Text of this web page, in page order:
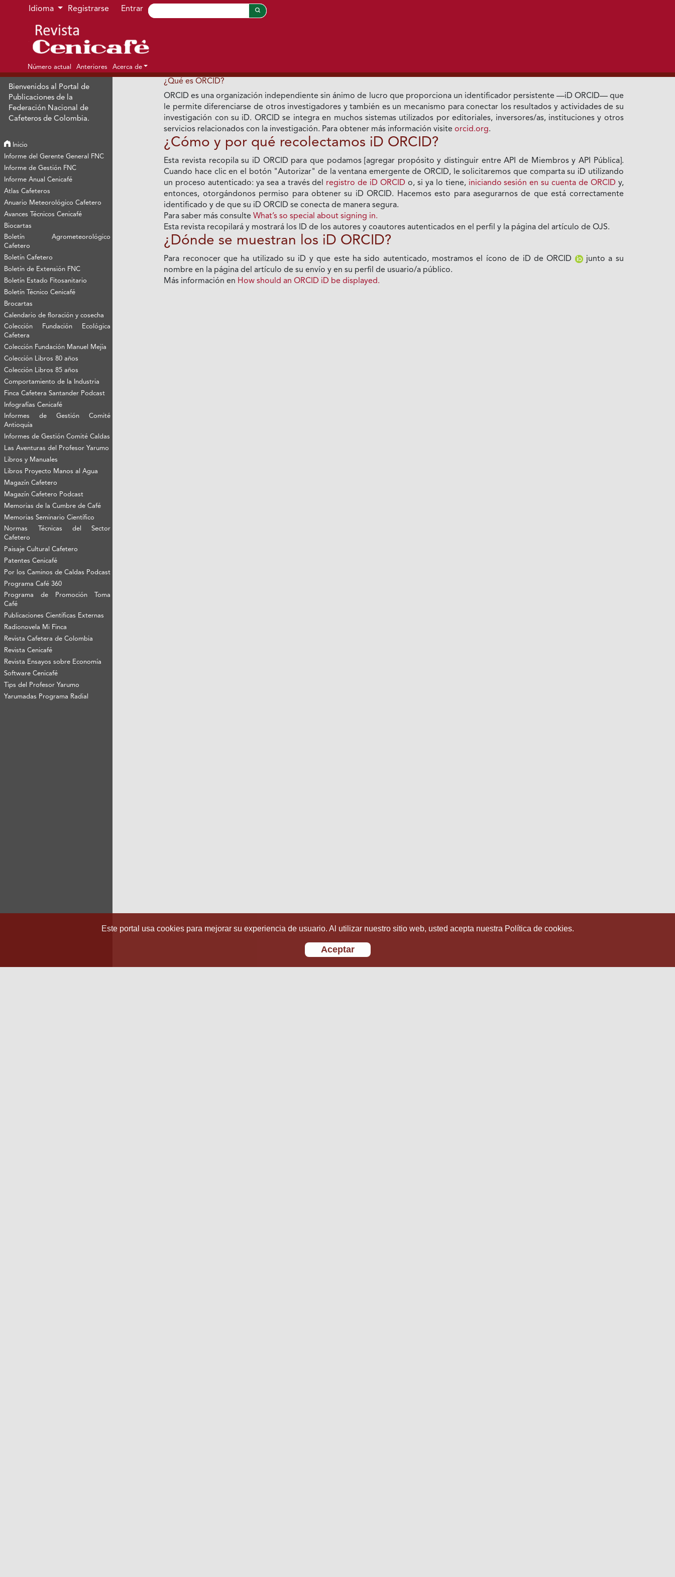
Ir al menú de navegación principal
Ir al contenido principal
Ir al pie de página del sitio
Idioma Registrarse Entrar
Número actual Anteriores Acerca de
Bienvenidos al Portal de
Publicaciones de la
Federación Nacional de
Cafeteros de Colombia.
Inicio
Informe del Gerente General FNC
Informe de Gestión FNC
Informe Anual Cenicafé
Atlas Cafeteros
Anuario Meteorológico Cafetero
Avances Técnicos Cenicafé
Biocartas
Boletín Agrometeorológico
Cafetero
Boletín Cafetero
Boletín de Extensión FNC
Boletín Estado Fitosanitario
Boletín Técnico Cenicafé
Brocartas
Calendario de floración y cosecha
Colección Fundación Ecológica
Cafetera
Colección Fundación Manuel Mejía
Colección Libros 80 años
Colección Libros 85 años
Comportamiento de la Industria
Finca Cafetera Santander Podcast
Infografías Cenicafé
Informes de Gestión Comité
Antioquía
Informes de Gestión Comité Caldas
Las Aventuras del Profesor Yarumo
Libros y Manuales
Libros Proyecto Manos al Agua
Magazín Cafetero
Magazín Cafetero Podcast
Memorias de la Cumbre de Café
Memorias Seminario Científico
Normas Técnicas del Sector
Cafetero
Paisaje Cultural Cafetero
Patentes Cenicafé
Por los Caminos de Caldas Podcast
Programa Café 360
Programa de Promoción Toma
Café
Publicaciones Científicas Externas
Radionovela Mi Finca
Revista Cafetera de Colombia
Revista Cenicafé
Revista Ensayos sobre Economía
Software Cenicafé
Tips del Profesor Yarumo
Yarumadas Programa Radial
¿Qué es ORCID?
ORCID es una organización independiente sin ánimo de lucro que proporciona un identificador persistente —iD ORCID— que
le permite diferenciarse de otros investigadores y también es un mecanismo para conectar los resultados y actividades de su
investigación con su iD. ORCID se integra en muchos sistemas utilizados por editoriales, inversores/as, instituciones y otros
servicios relacionados con la investigación. Para obtener más información visiteorcid.org.
¿Cómo y por qué recolectamos iD ORCID?
Esta revista recopila su iD ORCID para que podamos [agregar propósito y distinguir entre API de Miembros y API Pública].
Cuando hace clic en el botón "Autorizar" de la ventana emergente de ORCID, le solicitaremos que comparta su iD utilizando
un proceso autenticado: ya sea a través del registro de iD ORCID o, si ya lo tiene, iniciando sesión en su cuenta de ORCID y,
entonces, otorgándonos permiso para obtener su iD ORCID. Hacemos esto para asegurarnos de que está correctamente
identificado y de que su iD ORCID se conecta de manera segura.
Para saber más consulteWhat’s so special about signing in.
Esta revista recopilará y mostrará los ID de los autores y coautores autenticados en el perfil y la página del artículo de OJS.
¿Dónde se muestran los iD ORCID?
Para reconocer que ha utilizado su iD y que este ha sido autenticado, mostramos el ícono de iD de ORCID
junto a su
nombre en la página del artículo de su envío y en su perfil de usuario/a público.
Más información en How should an ORCID iD be displayed.
Este portal usa cookies para mejorar su experiencia de usuario. Al utilizar nuestro sitio web, usted acepta nuestra Política de cookies.
Aceptar